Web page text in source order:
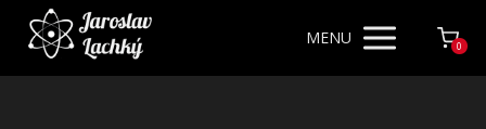
MENU 0